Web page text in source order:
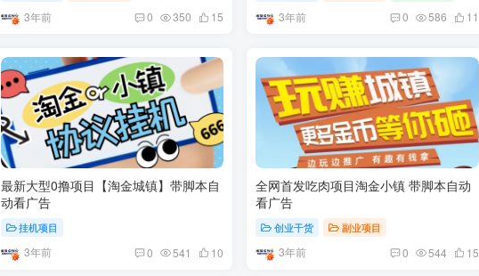
3年前 0 350 15 3年前 0 586 11
最新大型0撸项目【淘金城镇】带脚本自
动看广告
挂机项目
3年前 0 541 10
全网首发吃肉项目淘金小镇 带脚本自动
看广告
创业干货 副业项目
3年前 0 544 15